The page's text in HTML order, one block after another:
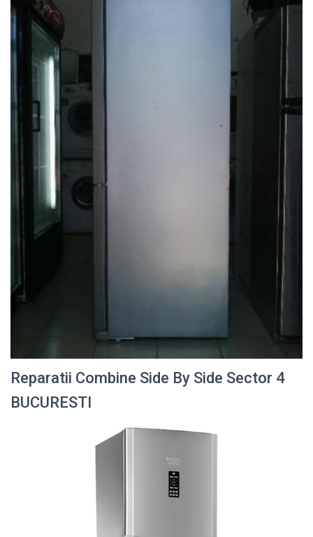
Reparatii Combine Side By Side Sector 4
BUCURESTI